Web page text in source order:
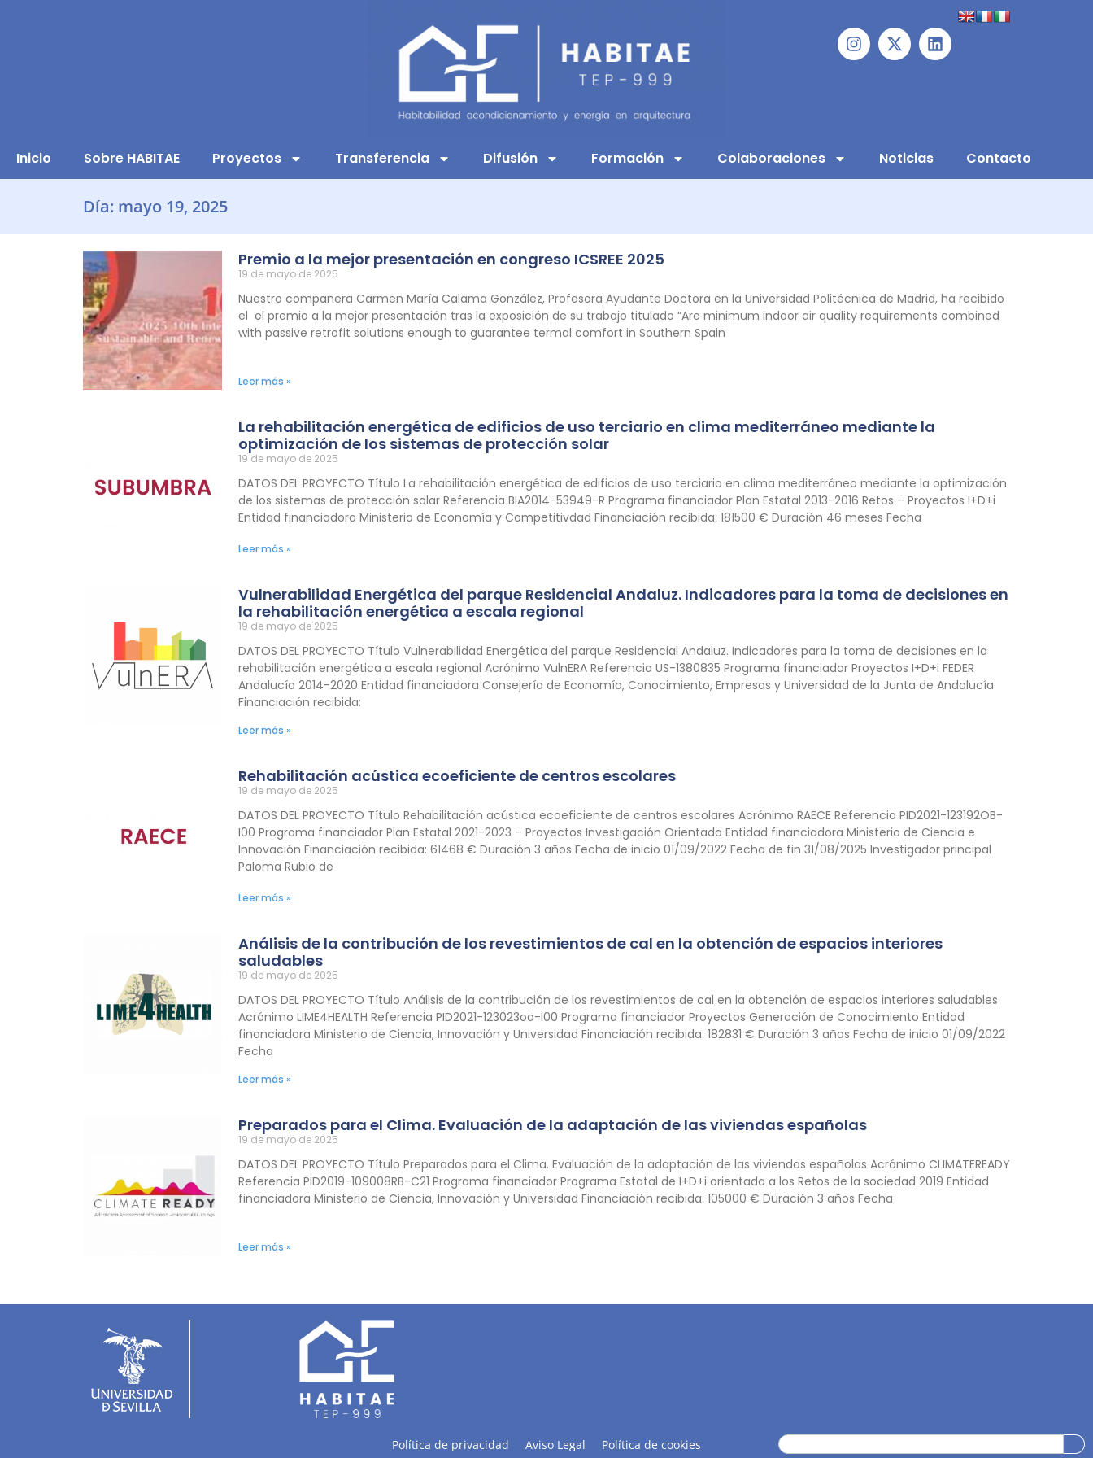
Inicio Sobre HABITAE Proyectos Transferencia Difusión Formación Colaboraciones Noticias Contacto
Día: mayo 19, 2025
Premio a la mejor presentación en congreso ICSREE 2025
19 de mayo de 2025
Nuestro compañera Carmen María Calama González, Profesora Ayudante Doctora en la Universidad Politécnica de Madrid, ha recibido
el el premio a la mejor presentación tras la exposición de su trabajo titulado “Are minimum indoor air quality requirements combined
with passive retrofit solutions enough to guarantee termal comfort in Southern Spain
Leer más »
La rehabilitación energética de edificios de uso terciario en clima mediterráneo mediante la
optimización de los sistemas de protección solar
19 de mayo de 2025
DATOS DEL PROYECTO Título La rehabilitación energética de edificios de uso terciario en clima mediterráneo mediante la optimización
de los sistemas de protección solar Referencia BIA2014-53949-R Programa financiador Plan Estatal 2013-2016 Retos – Proyectos I+D+i
Entidad financiadora Ministerio de Economía y Competitivdad Financiación recibida: 181500 € Duración 46 meses Fecha
Leer más »
Vulnerabilidad Energética del parque Residencial Andaluz. Indicadores para la toma de decisiones en
la rehabilitación energética a escala regional
19 de mayo de 2025
DATOS DEL PROYECTO Título Vulnerabilidad Energética del parque Residencial Andaluz. Indicadores para la toma de decisiones en la
rehabilitación energética a escala regional Acrónimo VulnERA Referencia US-1380835 Programa financiador Proyectos I+D+i FEDER
Andalucía 2014-2020 Entidad financiadora Consejería de Economía, Conocimiento, Empresas y Universidad de la Junta de Andalucía
Financiación recibida:
Leer más »
Rehabilitación acústica ecoeficiente de centros escolares
19 de mayo de 2025
DATOS DEL PROYECTO Título Rehabilitación acústica ecoeficiente de centros escolares Acrónimo RAECE Referencia PID2021-123192OB-
I00 Programa financiador Plan Estatal 2021-2023 – Proyectos Investigación Orientada Entidad financiadora Ministerio de Ciencia e
Innovación Financiación recibida: 61468 € Duración 3 años Fecha de inicio 01/09/2022 Fecha de fin 31/08/2025 Investigador principal
Paloma Rubio de
Leer más »
Análisis de la contribución de los revestimientos de cal en la obtención de espacios interiores
saludables
19 de mayo de 2025
DATOS DEL PROYECTO Título Análisis de la contribución de los revestimientos de cal en la obtención de espacios interiores saludables
Acrónimo LIME4HEALTH Referencia PID2021-123023oa-I00 Programa financiador Proyectos Generación de Conocimiento Entidad
financiadora Ministerio de Ciencia, Innovación y Universidad Financiación recibida: 182831 € Duración 3 años Fecha de inicio 01/09/2022
Fecha
Leer más »
Preparados para el Clima. Evaluación de la adaptación de las viviendas españolas
19 de mayo de 2025
DATOS DEL PROYECTO Título Preparados para el Clima. Evaluación de la adaptación de las viviendas españolas Acrónimo CLIMATEREADY
Referencia PID2019-109008RB-C21 Programa financiador Programa Estatal de I+D+i orientada a los Retos de la sociedad 2019 Entidad
financiadora Ministerio de Ciencia, Innovación y Universidad Financiación recibida: 105000 € Duración 3 años Fecha
Leer más »
Política de privacidad Aviso Legal Política de cookies